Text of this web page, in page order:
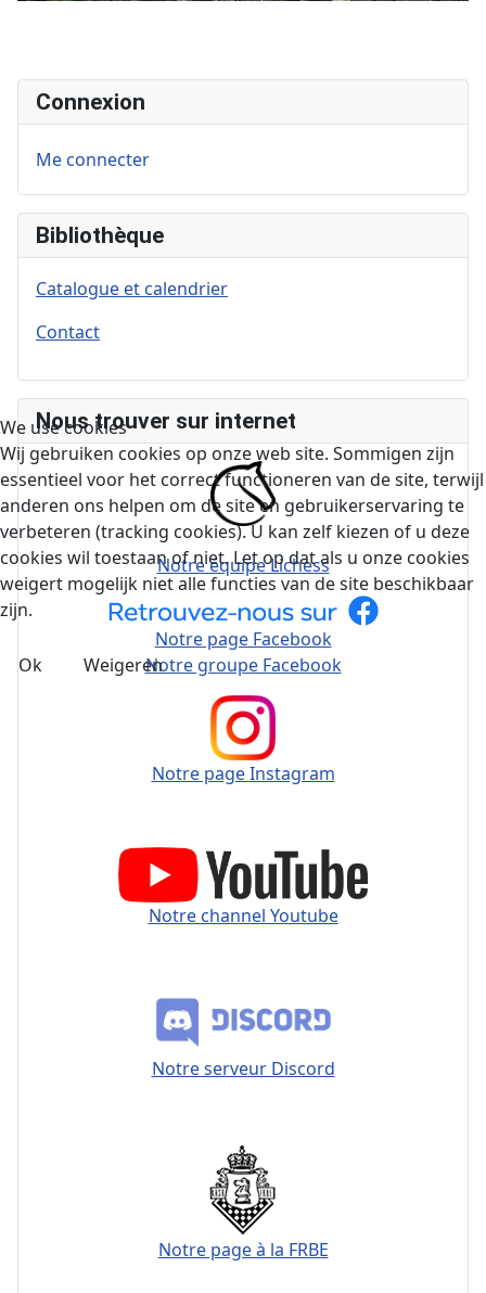
Connexion
Me connecter
Bibliothèque
Catalogue et calendrier
Contact
Nous trouver sur internet
Notre équipe Lichess
Notre page Facebook
Notre groupe Facebook
Notre page Instagram
Notre channel Youtube
Notre serveur Discord
Notre page à la FRBE
We use cookies
Wij gebruiken cookies op onze web site. Sommigen zijn
essentieel voor het correct functioneren van de site, terwijl
anderen ons helpen om de site en gebruikerservaring te
verbeteren (tracking cookies). U kan zelf kiezen of u deze
cookies wil toestaan of niet. Let op dat als u onze cookies
weigert mogelijk niet alle functies van de site beschikbaar
zijn.
Ok Weigeren